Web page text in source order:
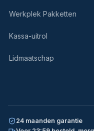
Werkplek Pakketten
Kassa-uitrol
Lidmaatschap
24 maanden garantie